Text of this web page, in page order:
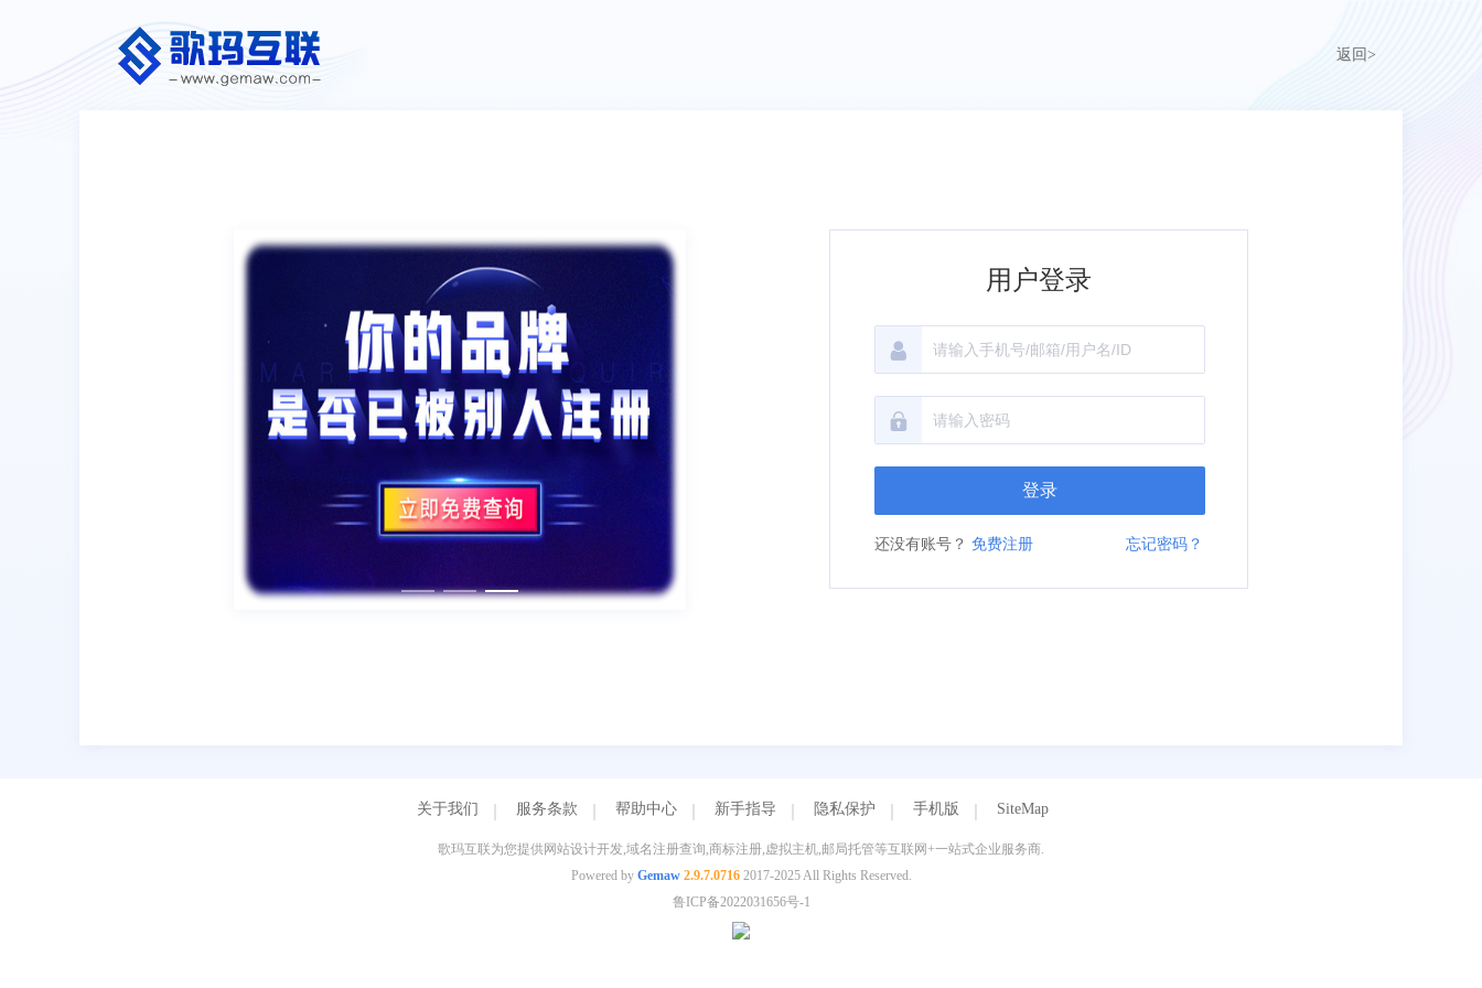
返回>
用户登录
登录
还没有账号？ 免费注册 忘记密码？
关于我们 服务条款 帮助中心 新手指导 隐私保护 手机版 SiteMap
歌玛互联为您提供网站设计开发,域名注册查询,商标注册,虚拟主机,邮局托管等互联网+一站式企业服务商.
Powered by Gemaw 2.9.7.07162017-2025 All Rights Reserved.
鲁ICP备2022031656号-1